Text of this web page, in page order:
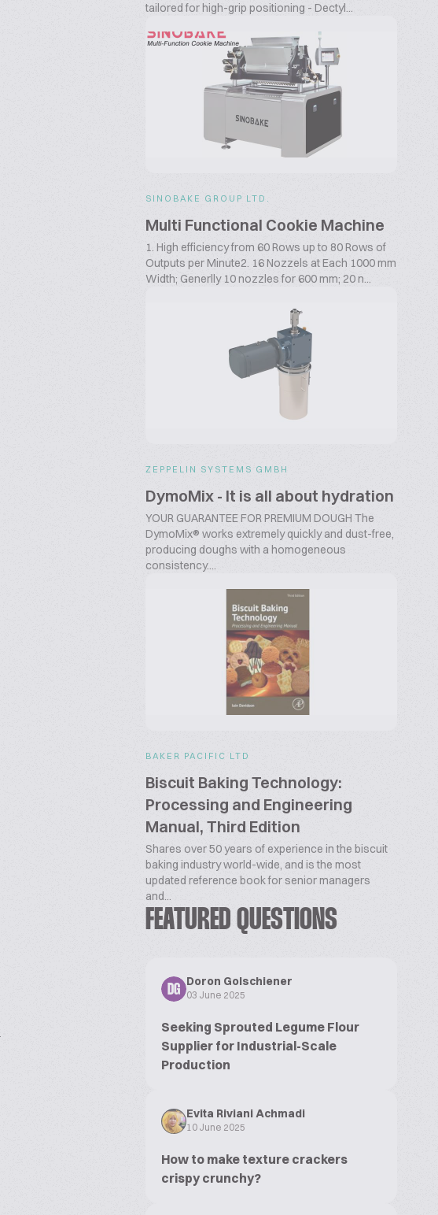
tailored for high-grip positioning - Dectyl...
SINOBAKE GROUP LTD.
Multi Functional Cookie Machine
1. High efficiency from 60 Rows up to 80 Rows of
Outputs per Minute2. 16 Nozzels at Each 1000 mm
Width; Generlly 10 nozzles for 600 mm; 20 n...
ZEPPELIN SYSTEMS GMBH
DymoMix - It is all about hydration
YOUR GUARANTEE FOR PREMIUM DOUGH The
DymoMix® works extremely quickly and dust-free,
producing doughs with a homogeneous
consistency....
BAKER PACIFIC LTD
Biscuit Baking Technology:
Processing and Engineering
Manual, Third Edition
Shares over 50 years of experience in the biscuit
baking industry world-wide, and is the most
updated reference book for senior managers
and...
FEATURED QUESTIONS
DG
Doron Golschiener
03 June 2025
Seeking Sprouted Legume Flour
Supplier for Industrial-Scale
Production
Evita Riviani Achmadi
10 June 2025
How to make texture crackers
crispy crunchy?